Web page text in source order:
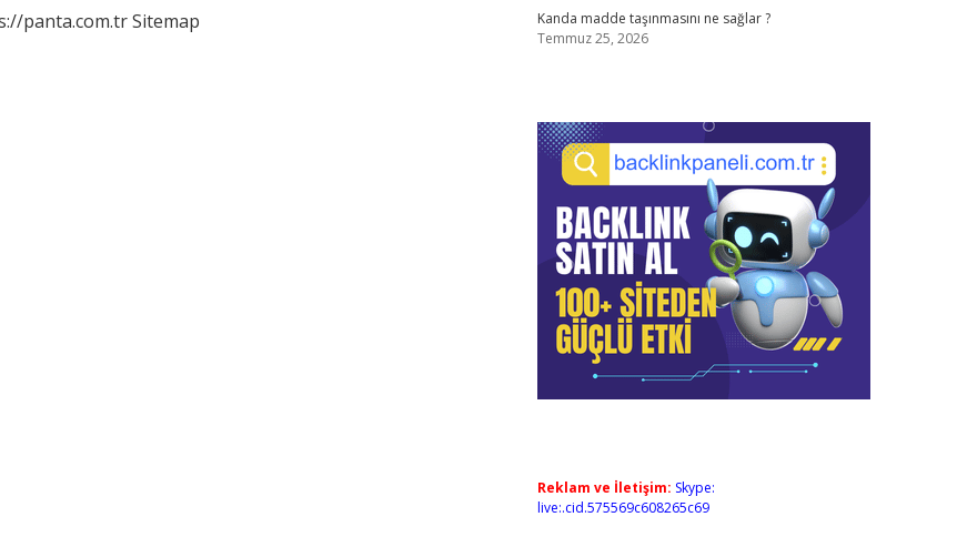
panta.com.trSitemap
Kanda madde taşınmasını ne sağlar ?
Temmuz 25, 2026
Reklam ve İletişim: Skype:
live:.cid.575569c608265c69